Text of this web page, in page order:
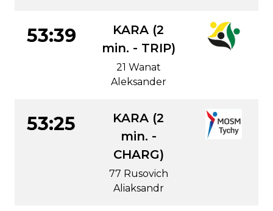
53:39
KARA (2
min. - TRIP)
21 Wanat
Aleksander
53:25
KARA (2
min. -
CHARG)
77 Rusovich
Aliaksandr